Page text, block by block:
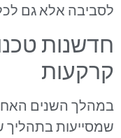
לסביבה אלא גם
חדשנות
קרקעות
במהלך השנים
שמסייעות בתהליך